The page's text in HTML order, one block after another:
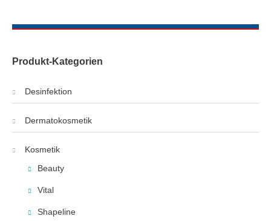
Produkt-Kategorien
Desinfektion
Dermatokosmetik
Kosmetik
Beauty
Vital
Shapeline